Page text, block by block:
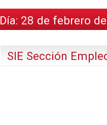
Día: 28 de febrero
SIE Sección